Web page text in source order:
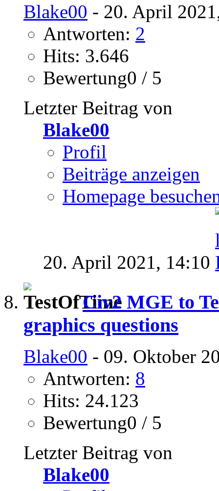
Blake00 - 20. April
Antworten: 2
Hits: 3.646
Bewertung0 / 5
Letzter Beitrag von
Blake00
Profil
Beiträge anzeigen
Homepage
20. April 2021, 14:10
Civ2 MGE to
graphics questions
Blake00 - 09. Oktober
Antworten: 8
Hits: 24.123
Bewertung0 / 5
Letzter Beitrag von
Blake00